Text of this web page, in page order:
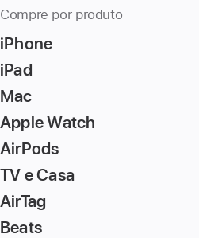
Compre por produto
iPhone
iPad
Mac
Apple Watch
AirPods
TV e Casa
AirTag
Beats